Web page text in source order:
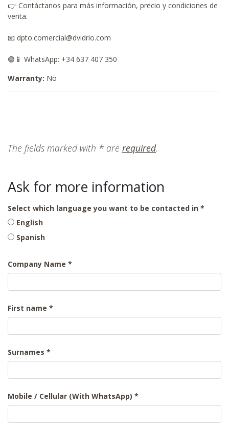
👉 Contáctanos para más información, precio y condiciones de
venta.
📧 dpto.comercial@dvidrio.com
🟢📱 WhatsApp: +34 637 407 350
Warranty: No
The fields marked with * are required.
Ask for more information
Select which language you want to be contacted in
English
Spanish
Company Name
First name
Surnames
Mobile / Cellular (With WhatsApp)